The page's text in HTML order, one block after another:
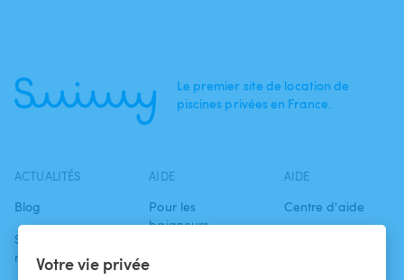
Votre vie privée
Le premier site de location de
piscines privées en France.
ACTUALITÉS
Blog
Swimmy dans les
médias
AIDE
Pour les
baigneurs
AIDE
Centre d'aide